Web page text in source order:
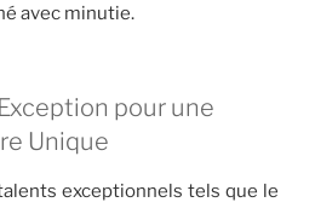
avec minutie.
pour une
Unique
exceptionnels tels que le